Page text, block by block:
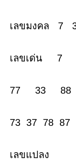
เลขมงคล 7
เลขเด่น 7
77 33 88
73 37 78 87
เลขแปลง